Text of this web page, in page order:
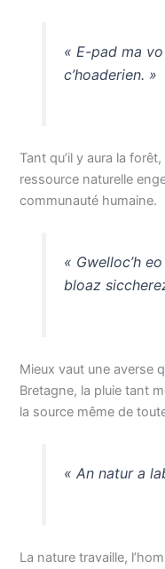
« E-pad ma
c’hoaderien. »
Tant qu’il y aura la
ressource naturelle
communauté humaine.
« Gwelloc’h
bloaz
Mieux vaut une averse
Bretagne, la pluie tant
la source même de
« An natur a
La nature travaille,